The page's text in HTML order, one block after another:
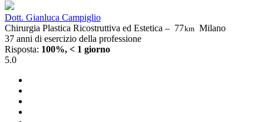
Dott. Gianluca Campiglio
Chirurgia Plastica Ricostruttiva ed Estetica – 77km Milano
37 anni di esercizio della professione
Risposta: 100%, < 1 giorno
5.0